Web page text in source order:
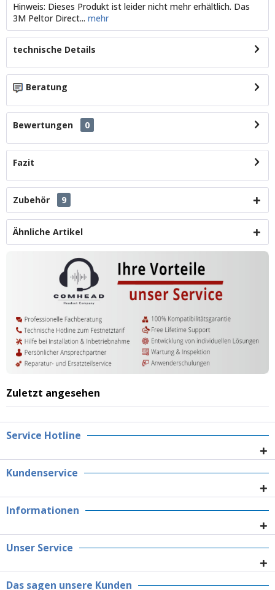
Hinweis: Dieses Produkt ist leider nicht mehr erhältlich. Das
3M Peltor Direct... mehr
technische Details
Beratung
Bewertungen 0
Fazit
Zubehör 9
Ähnliche Artikel
Zuletzt angesehen
Service Hotline
Kundenservice
Informationen
Unser Service
Das sagen unsere Kunden